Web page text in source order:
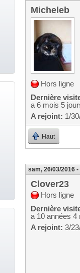
Micheleb
Hors ligne
Dernière
a 6 mois 5
A rejoint: 1/
Haut
sam, 26/03/2016
Clover23
Hors ligne
Dernière
a 10 années 4
A rejoint: 3/